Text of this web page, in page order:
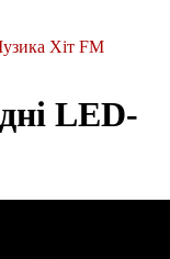
Хіт FM
LED-